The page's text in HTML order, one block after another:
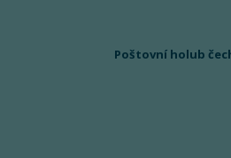
Poštovní holub